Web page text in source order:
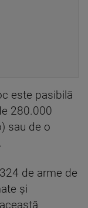
este pasibilă
280.000
sau de o
de arme de
şi